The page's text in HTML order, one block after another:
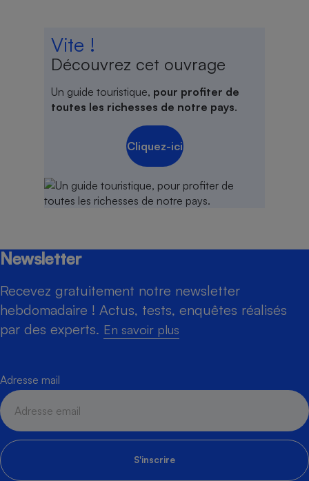
Vite !
Découvrez cet ouvrage
Un guide touristique, pour profiter de
toutes les richesses de notre pays.
Cliquez-ici
Newsletter
Recevez gratuitement notre newsletter
hebdomadaire ! Actus, tests, enquêtes réalisés
par des experts. En savoir plus
Adresse mail
S'inscrire